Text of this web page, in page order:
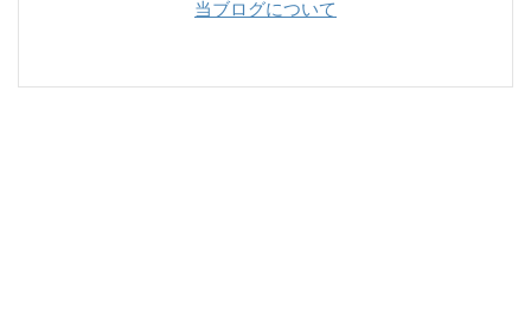
当ブログについて